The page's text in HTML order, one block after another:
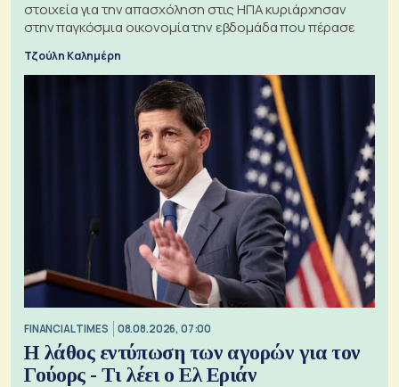
στοιχεία για την απασχόληση στις ΗΠΑ κυριάρχησαν
στην παγκόσμια οικονομία την εβδομάδα που πέρασε
Τζούλη Καλημέρη
FINANCIAL TIMES 08.08.2026, 07:00
Η λάθος εντύπωση των αγορών για τον
Γούορς - Τι λέει ο Ελ Εριάν